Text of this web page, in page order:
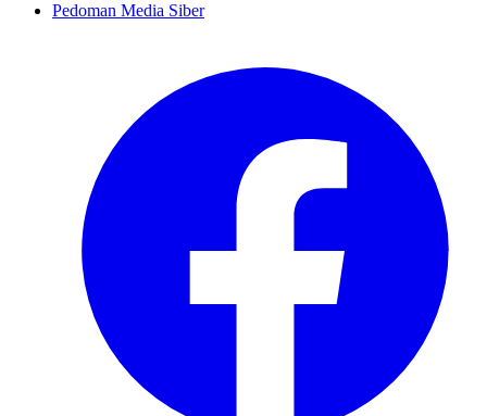
Pedoman Media Siber